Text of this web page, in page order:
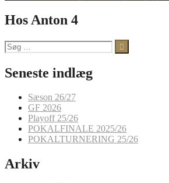
Hos Anton 4
Søg
efter:
Seneste indlæg
Sæson 26/27
GF 2026
Playoff 25/26
POKALFINALE 2025/26
POKALTURNERING 25/26
Arkiv